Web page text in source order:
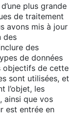
plus grande
de traitement
avons mis à jour
des
des
de données
objectifs de cette
sont utilisées, et
l’objet, les
ainsi que vos
est entrée en